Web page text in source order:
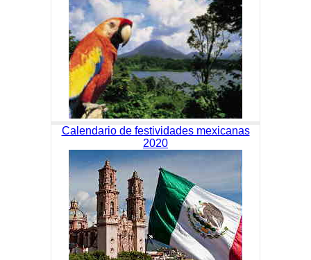
Calendario de festividades mexicanas
2020